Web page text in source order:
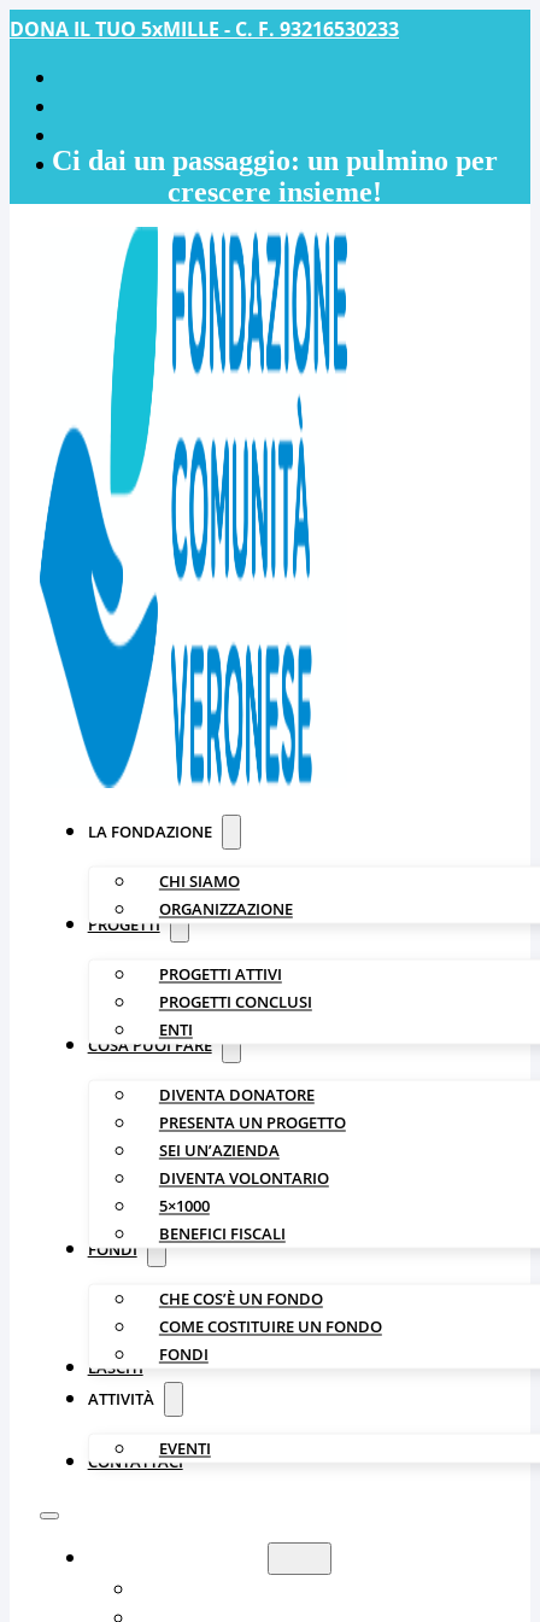
DONA IL TUO 5xMILLE - C. F. 93216530233
LA FONDAZIONE
CHI SIAMO
ORGANIZZAZIONE
PROGETTI
PROGETTI ATTIVI
PROGETTI CONCLUSI
ENTI
COSA PUOI FARE
DIVENTA DONATORE
PRESENTA UN PROGETTO
SEI UN’AZIENDA
DIVENTA VOLONTARIO
5×1000
BENEFICI FISCALI
FONDI
CHE COS’È UN FONDO
COME COSTITUIRE UN FONDO
FONDI
LASCITI
ATTIVITÀ
EVENTI
CONTATTACI
Ci dai un passaggio: un pulmino per
crescere insieme!